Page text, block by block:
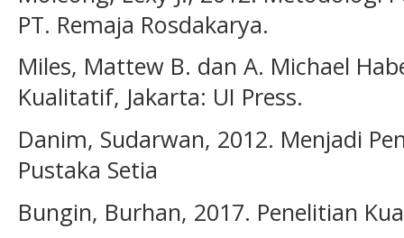
PT. Remaja Rosdakarya.
Miles, Mattew B. dan A. Michael
Kualitatif, Jakarta: UI Press.
Danim, Sudarwan, 2012. Menjadi
Pustaka Setia
Bungin, Burhan, 2017. Penelitian